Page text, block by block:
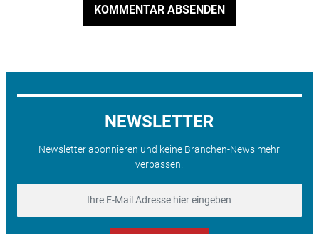
KOMMENTAR ABSENDEN
NEWSLETTER
Newsletter abonnieren und keine Branchen-News mehr
verpassen.